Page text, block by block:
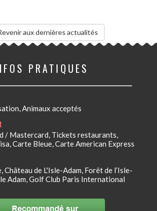
aux dernières actualités
PRATIQUES
Animaux acceptés
/ Mastercard, Tickets restaurants,
Carte Bleue, Carte American Express
Château de L'Isle-Adam, Forêt de l’Isle-
Adam, Golf Club Paris International